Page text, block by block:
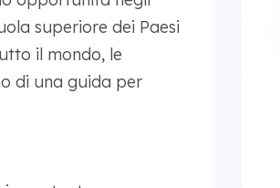
superiore dei Paesi
il mondo, le
di una guida per